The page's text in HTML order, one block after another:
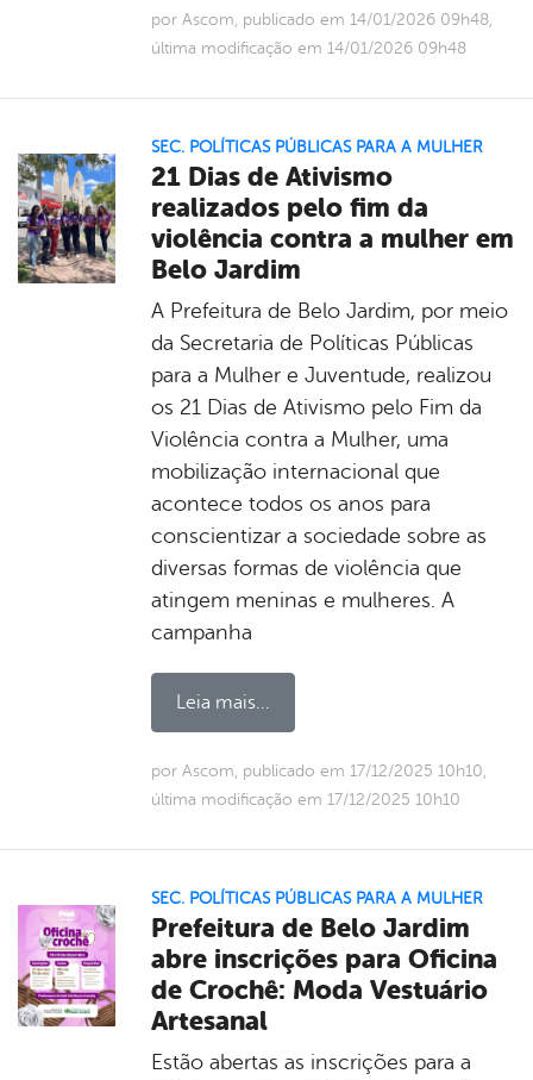
por Ascom, publicado em 14/01/2026 09h48,
última modificação em 14/01/2026 09h48
SEC. POLÍTICAS PÚBLICAS PARA A MULHER
21 Dias de Ativismo
realizados pelo fim da
violência contra a mulher em
Belo Jardim
A Prefeitura de Belo Jardim, por meio
da Secretaria de Políticas Públicas
para a Mulher e Juventude, realizou
os 21 Dias de Ativismo pelo Fim da
Violência contra a Mulher, uma
mobilização internacional que
acontece todos os anos para
conscientizar a sociedade sobre as
diversas formas de violência que
atingem meninas e mulheres. A
campanha
Leia mais...
por Ascom, publicado em 17/12/2025 10h10,
última modificação em 17/12/2025 10h10
SEC. POLÍTICAS PÚBLICAS PARA A MULHER
Prefeitura de Belo Jardim
abre inscrições para Oficina
de Crochê: Moda Vestuário
Artesanal
Estão abertas as inscrições para a